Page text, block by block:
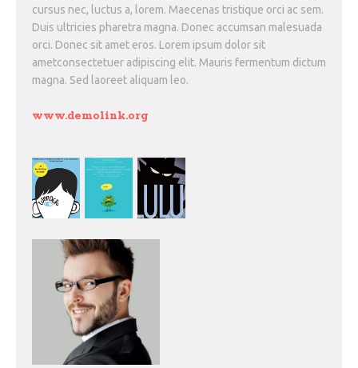
cursus nec, luctus a, lorem. Maecenas tristique orci ac sem.
Duis ultricies pharetra magna. Donec accumsan malesuada
orci. Donec sit amet eros. Lorem ipsum dolor sit
ametconsectetuer adipiscing elit. Mauris fermentum dictum
magna. Sed laoreet aliquam leo.
www.demolink.org